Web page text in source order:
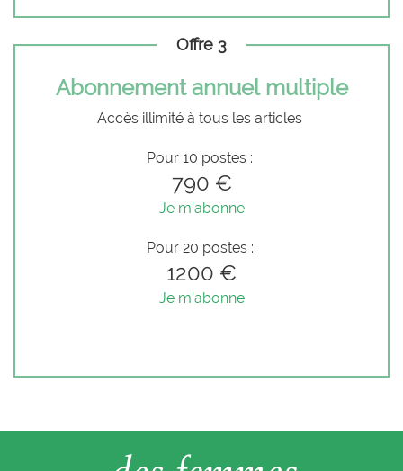
Offre 3
Abonnement annuel multiple
Accès illimité à tous les articles
Pour 10 postes :
790 €
Je m'abonne
Pour 20 postes :
1200 €
Je m'abonne